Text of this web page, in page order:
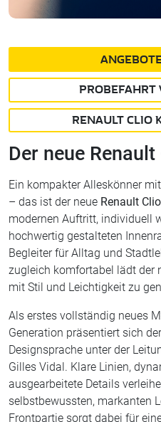
PROBEFAHRT
RENAULT CLIO
Der neue
Ein kompakter Alleskönner
– das ist der neue Renault Clio
modernen Auftritt, individuell
hochwertig gestalteten
Begleiter für Alltag und
zugleich komfortabel lädt der
mit Stil und Leichtigkeit zu
Als erstes vollständig neues
Generation präsentiert sich
Designsprache unter der
Gilles Vidal. Klare Linien,
ausgearbeitete Details
selbstbewussten, markanten
Frontpartie sorgt dabei für